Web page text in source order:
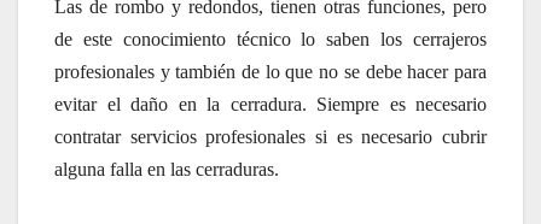
Las de rombo y redondos, tienen otras funciones, pero
de este conocimiento técnico lo saben los cerrajeros
profesionales y también de lo que no se debe hacer para
evitar el daño en la cerradura. Siempre es necesario
contratar servicios profesionales si es necesario cubrir
alguna falla en las cerraduras.